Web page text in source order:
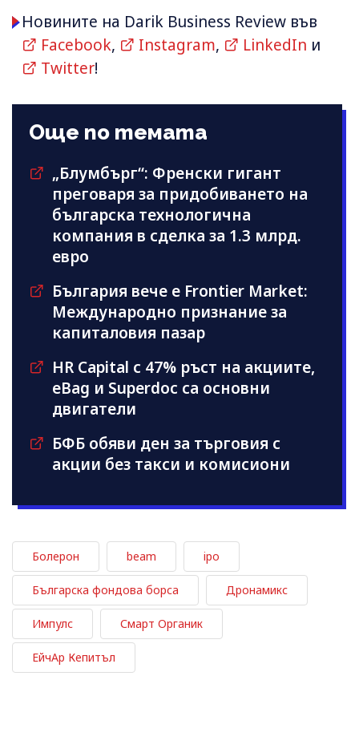
Новините на Darik Business Review във
Facebook, Instagram, LinkedIn и
Twitter!
Още по темата
„Блумбърг“: Френски гигант
преговаря за придобиването на
българска технологична
компания в сделка за 1.3 млрд.
евро
България вече е Frontier Market:
Международно признание за
капиталовия пазар
HR Capital с 47% ръст на акциите,
eBag и Superdoc са основни
двигатели
БФБ обяви ден за търговия с
акции без такси и комисиони
Болерон beam ipo
Българска фондова борса Дронамикс
Импулс Смарт Органик
ЕйчАр Кепитъл